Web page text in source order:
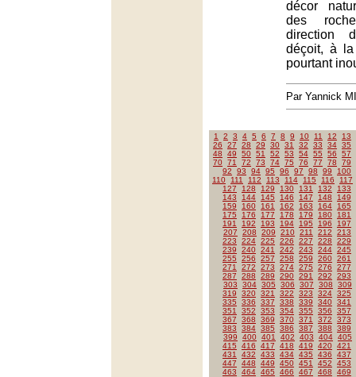
décor
des
direction
déçoit, à
pourtant
Par Yannick
1 2 3 4 5 6 7 8 9 10 11 12
13
26
27 28 29 30 31 32 33 34 35
48
49 50 51 52 53 54 55 56
57
70 71 72 73 74 75 76 77 78
79
92
93 94 95 96 97 98 99
100
110
111 112 113 114 115 116
117
127
128 129 130 131 132
133
143
144 145 146 147 148
149
159
160 161 162 163 164
165
175
176 177 178 179 180
181
191
192 193 194 195 196
197
207
208 209 210 211 212
213
223
224 225 226 227 228
229
239
240 241 242 243 244 245
255
256 257 258 259 260 261
271
272 273 274 275 276
277
287
288 289 290 291 292
293
303
304 305 306 307 308
309
319
320 321 322 323 324 325
335
336 337 338 339 340 341
351
352 353 354 355 356
357
367
368 369 370 371 372
373
383
384 385 386 387 388
389
399
400 401 402 403 404 405
415
416 417 418 419 420 421
431
432 433 434 435 436
437
447
448 449 450 451 452
453
463
464 465 466 467 468 469